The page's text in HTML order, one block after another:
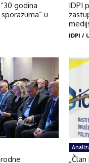
godina
u
IDPI
IDPI /